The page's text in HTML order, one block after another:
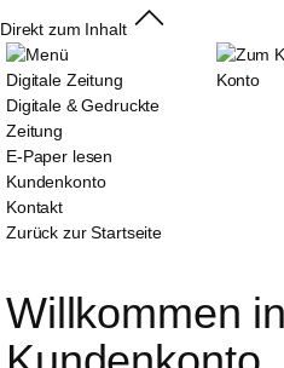
Direkt zum Inhalt
Digitale Zeitung
Digitale & Gedruckte
Zeitung
E-Paper lesen
Kundenkonto
Kontakt
Konto
Zurück zur Startseite
Willkommen